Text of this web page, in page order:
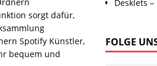
sorgt dafür,
Spotify Künstler,
bequem und
Desklets
FOLGE